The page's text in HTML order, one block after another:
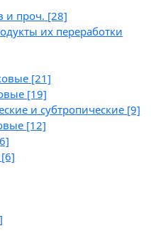
и проч. [28]
их переработки
[21]
[19]
и субтропические [9]
[12]
[6]